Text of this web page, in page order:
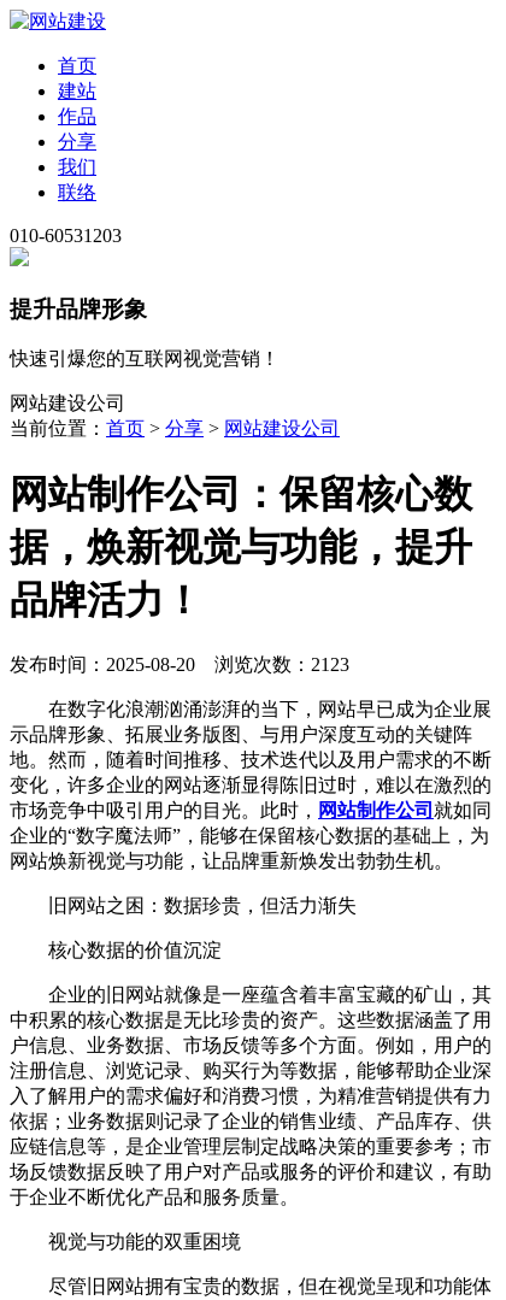
首页
建站
作品
分享
我们
联络
010-60531203
提升品牌形象
快速引爆您的互联网视觉营销！
网站建设公司
当前位置： 首页 > 分享 > 网站建设公司
网站制作公司：保留核心数
据，焕新视觉与功能，提升
品牌活力！
发布时间：2025-08-20 浏览次数：2123
在数字化浪潮汹涌澎湃的当下，网站早已成为企业展
示品牌形象、拓展业务版图、与用户深度互动的关键阵
地。然而，随着时间推移、技术迭代以及用户需求的不断
变化，许多企业的网站逐渐显得陈旧过时，难以在激烈的
市场竞争中吸引用户的目光。此时， 网站制作公司 就如同
企业的“数字魔法师”，能够在保留核心数据的基础上，为
网站焕新视觉与功能，让品牌重新焕发出勃勃生机。
旧网站之困：数据珍贵，但活力渐失
核心数据的价值沉淀
企业的旧网站就像是一座蕴含着丰富宝藏的矿山，其
中积累的核心数据是无比珍贵的资产。这些数据涵盖了用
户信息、业务数据、市场反馈等多个方面。例如，用户的
注册信息、浏览记录、购买行为等数据，能够帮助企业深
入了解用户的需求偏好和消费习惯，为精准营销提供有力
依据；业务数据则记录了企业的销售业绩、产品库存、供
应链信息等，是企业管理层制定战略决策的重要参考；市
场反馈数据反映了用户对产品或服务的评价和建议，有助
于企业不断优化产品和服务质量。
视觉与功能的双重困境
尽管旧网站拥有宝贵的数据，但在视觉呈现和功能体